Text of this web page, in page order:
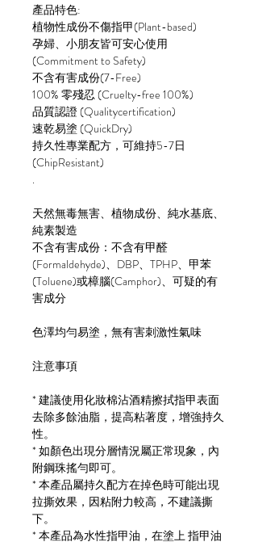
產品特色:
植物性成份不傷指甲(Plant-based)
孕婦、小朋友皆可安心使用
(Commitment to Safety)
不含有害成份(7-Free)
100% 零殘忍 (Cruelty-free 100%)
品質認證 (Qualitycertification)
速乾易塗 (QuickDry)
持久性專業配方，可維持5-7日
(ChipResistant)
.
天然無毒無害、植物成份、純水基底、
純素製造
不含有害成份：不含有甲醛
(Formaldehyde)、DBP、TPHP、甲苯
(Toluene)或樟腦(Camphor)、可疑的有
害成分
色澤均勻易塗，無有害刺激性氣味
注意事項
* 建議使用化妝棉沾酒精擦拭指甲表面
去除多餘油脂，提高粘著度，增強持久
性。
* 如顏色出現分層情況屬正常現象，內
附鋼珠搖勻即可。
* 本產品屬持久配方在掉色時可能出現
拉撕效果，因粘附力較高，不建議撕
下。
* 本產品為水性指甲油，在塗上 指甲油